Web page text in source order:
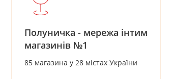
Полуничка - мережа інтим
магазинів №1
85 магазина у 28 містах України